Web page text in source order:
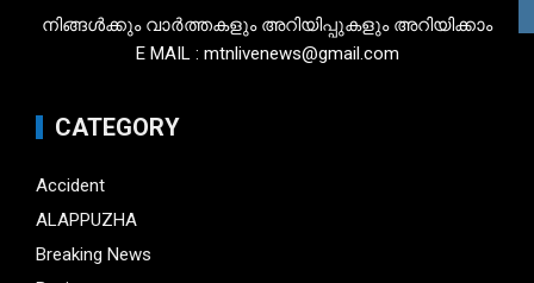
നിങ്ങൾക്കും വാർത്തകളും അറിയിപ്പുകളും അറിയിക്കാം
E MAIL : mtnlivenews@gmail.com
CATEGORY
Accident
ALAPPUZHA
Breaking News